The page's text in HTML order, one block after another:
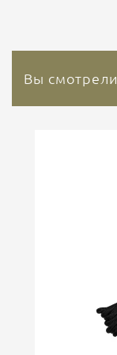
Вы смотрели